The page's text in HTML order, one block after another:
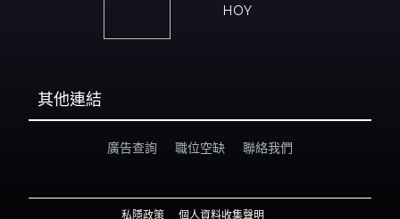
HOY
其他連結
廣告查詢 職位空缺 聯絡我們
私隱政策 個人資料收集聲明